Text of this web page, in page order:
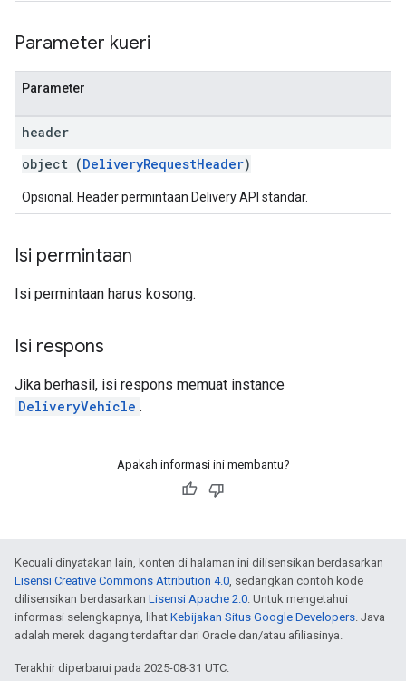
Parameter kueri
Parameter
header
object (DeliveryRequestHeader)
Opsional. Header permintaan Delivery API standar.
Isi permintaan
Isi permintaan harus kosong.
Isi respons
Jika berhasil, isi respons memuat instance
DeliveryVehicle .
Apakah informasi ini membantu?
Kecuali dinyatakan lain, konten di halaman ini dilisensikan berdasarkan
Lisensi Creative Commons Attribution 4.0, sedangkan contoh kode
dilisensikan berdasarkan Lisensi Apache 2.0. Untuk mengetahui
informasi selengkapnya, lihat Kebijakan Situs Google Developers. Java
adalah merek dagang terdaftar dari Oracle dan/atau afiliasinya.
Terakhir diperbarui pada 2025-08-31 UTC.